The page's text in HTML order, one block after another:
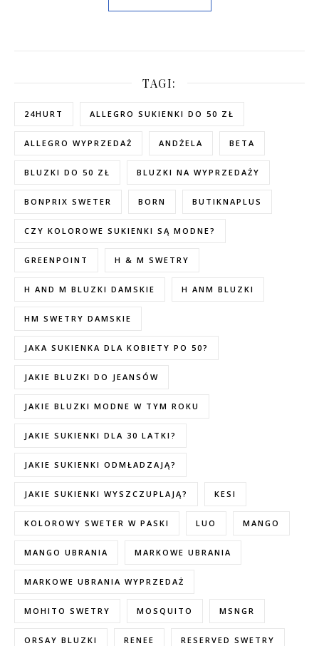
TAGI:
24HURT ALLEGRO SUKIENKI DO 50 ZŁ
ALLEGRO WYPRZEDAŻ ANDŻELA BETA
BLUZKI DO 50 ZŁ BLUZKI NA WYPRZEDAŻY
BONPRIX SWETER BORN BUTIKNAPLUS
CZY KOLOROWE SUKIENKI SĄ MODNE?
GREENPOINT H & M SWETRY
H AND M BLUZKI DAMSKIE H ANM BLUZKI
HM SWETRY DAMSKIE
JAKA SUKIENKA DLA KOBIETY PO 50?
JAKIE BLUZKI DO JEANSÓW
JAKIE BLUZKI MODNE W TYM ROKU
JAKIE SUKIENKI DLA 30 LATKI?
JAKIE SUKIENKI ODMŁADZAJĄ?
JAKIE SUKIENKI WYSZCZUPLAJĄ? KESI
KOLOROWY SWETER W PASKI LUO MANGO
MANGO UBRANIA MARKOWE UBRANIA
MARKOWE UBRANIA WYPRZEDAŻ
MOHITO SWETRY MOSQUITO MSNGR
ORSAY BLUZKI RENEE RESERVED SWETRY